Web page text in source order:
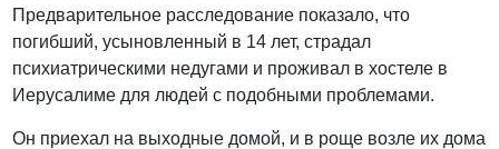
Предварительное расследование показало, что
погибший, усыновленный в 14 лет, страдал
психиатрическими недугами и проживал в хостеле в
Иерусалиме для людей с подобными проблемами.
Он приехал на выходные домой, и в роще возле их дома